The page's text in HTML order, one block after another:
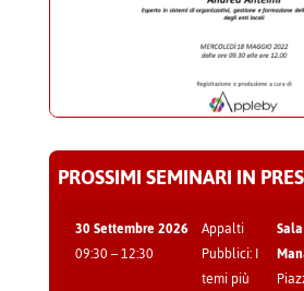
PROSSIMI SEMINARI IN
30 Settembre 2026
09:30–12:30
Appalti
Pubblici: I
temi più